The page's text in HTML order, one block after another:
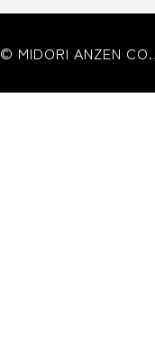
© MIDORI ANZEN